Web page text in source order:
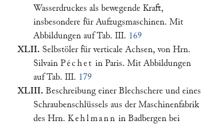
Wasserdruckes als bewegende Kraft,
insbesondere für Aufzugsmaschinen. Mit
Abbildungen auf Tab. III. 169
XLII. Selbstöler für verticale Achsen, von Hrn.
Silvain Péchet in Paris. Mit Abbildungen
auf Tab. III. 179
XLIII. Beschreibung einer Blechschere und eines
Schraubenschlüssels aus der Maschinenfabrik
des Hrn. Kehlmann in Badbergen bei